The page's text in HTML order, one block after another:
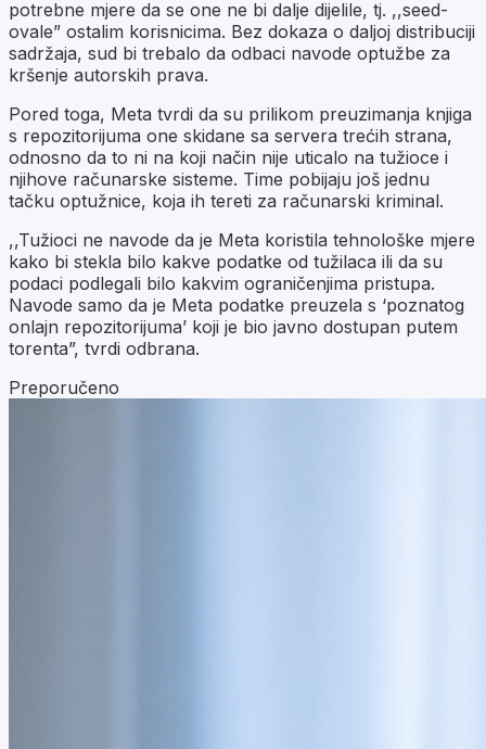
potrebne mjere da se one ne bi dalje dijelile, tj. ,,seed-
ovale” ostalim korisnicima. Bez dokaza o daljoj distribuciji
sadržaja, sud bi trebalo da odbaci navode optužbe za
kršenje autorskih prava.
Pored toga, Meta tvrdi da su prilikom preuzimanja knjiga
s repozitorijuma one skidane sa servera trećih strana,
odnosno da to ni na koji način nije uticalo na tužioce i
njihove računarske sisteme. Time pobijaju još jednu
tačku optužnice, koja ih tereti za računarski kriminal.
,,Tužioci ne navode da je Meta koristila tehnološke mjere
kako bi stekla bilo kakve podatke od tužilaca ili da su
podaci podlegali bilo kakvim ograničenjima pristupa.
Navode samo da je Meta podatke preuzela s ‘poznatog
onlajn repozitorijuma’ koji je bio javno dostupan putem
torenta”, tvrdi odbrana.
Preporučeno